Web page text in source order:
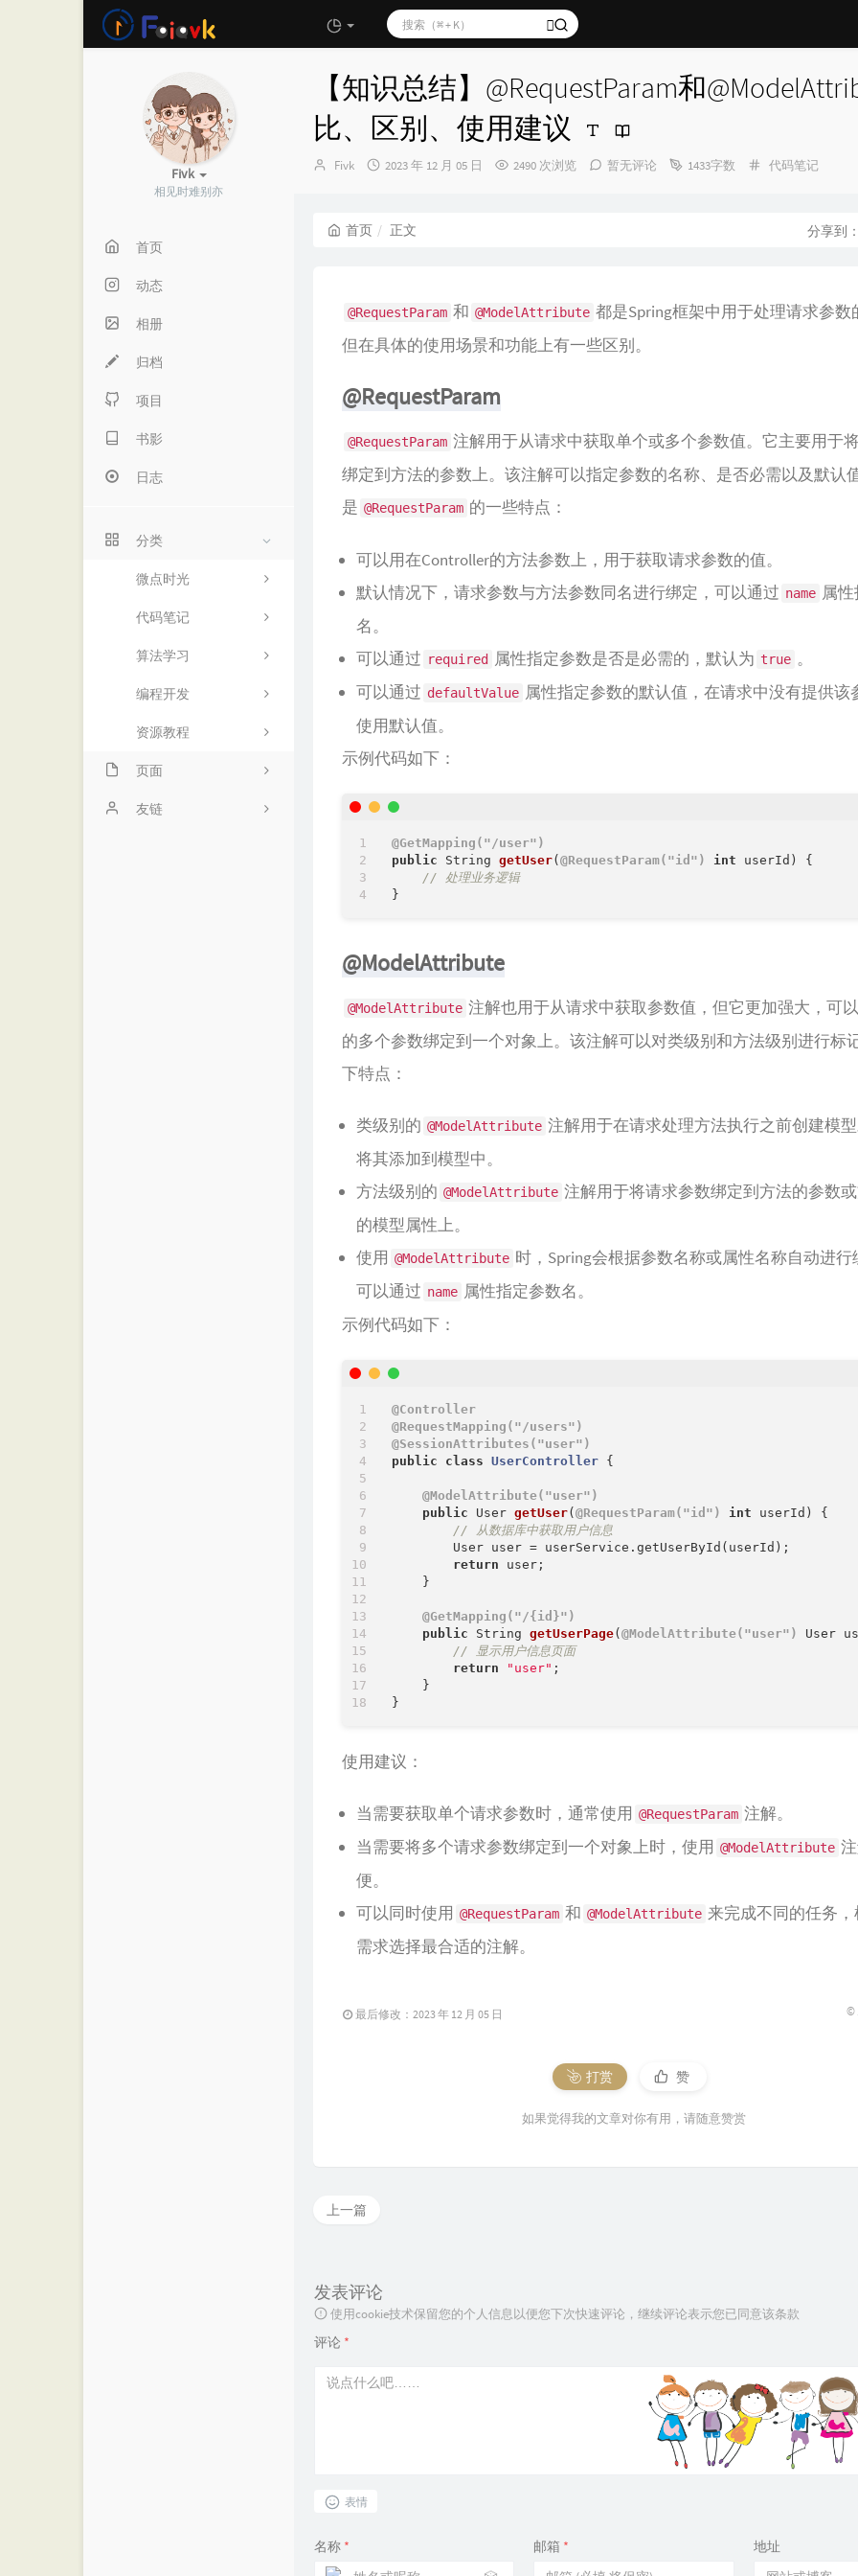
Fivk
相见时难别亦
首页
动态
相册
归档
项目
书影
日志
分类
微点时光
代码笔记
算法学习
编程开发
资源教程
页面
项目友链
【知识总结】@RequestParam和
比、区别、使用建议
博
Fivk
发
2023 年 12 月 05 日 2490 次浏览 暂无评论 1433字数
分
代码笔记
首页 正文 分享到：
@RequestParam 和 @ModelAttribute 都是Spring框架中用于处理请求参数
但在具体的使用场景和功能上有一些区别。
@RequestParam
@RequestParam 注解用于从请求中获取单个或多个参数值。它主要用于
绑定到方法的参数上。该注解可以指定参数的名称、是否必需以及默认
是 @RequestParam 的一些特点：
可以用在Controller的方法参数上，用于获取请求参数的值。
默认情况下，请求参数与方法参数同名进行绑定，可以通过 name 属
名。
可以通过 required 属性指定参数是否是必需的，默认为 true 。
可以通过 defaultValue 属性指定参数的默认值，在请求中没有提供该
使用默认值。
示例代码如下：
@GetMapping("/user")
public String getUser( @RequestParam("id") int userId)
{
// 处理业务逻辑
@ModelAttribute
@ModelAttribute 注解也用于从请求中获取参数值，但它更加强大，可
的多个参数绑定到一个对象上。该注解可以对类级别和方法级别进行标
下特点：
类级别的 @ModelAttribute 注解用于在请求处理方法执行之前创建模
将其添加到模型中。
方法级别的 @ModelAttribute 注解用于将请求参数绑定到方法的参数
的模型属性上。
使用 @ModelAttribute 时，Spring会根据参数名称或属性名称自动进行
可以通过 name 属性指定参数名。
示例代码如下：
@Controller
@RequestMapping("/users")
@SessionAttributes("user")
public
class UserController {
@ModelAttribute("user")
public User getUser( @RequestParam("id") int userId)
{
// 从数据库中获取用户信息
        User user = userService.getUserById(userId);
return user;
    }
@GetMapping("/{id}")
public String getUserPage( @ModelAttribute("user") User
// 显示用户信息页面
return
"user" ;
    }
使用建议：
当需要获取单个请求参数时，通常使用 @RequestParam 注解。
当需要将多个请求参数绑定到一个对象上时，使用 @ModelAttribute
便。
可以同时使用 @RequestParam 和 @ModelAttribute 来完成不同的任务
需求选择最合适的注解。
最后修改：2023 年 12 月 05 日 ©
打赏 赞
如果觉得我的文章对你有用，请随意赞赏
上一篇
发表评论
使用cookie技术保留您的个人信息以便您下次快速评论，继续评论表示您已同意该条款
评论 *
表情
名称 *
邮箱 * 地址